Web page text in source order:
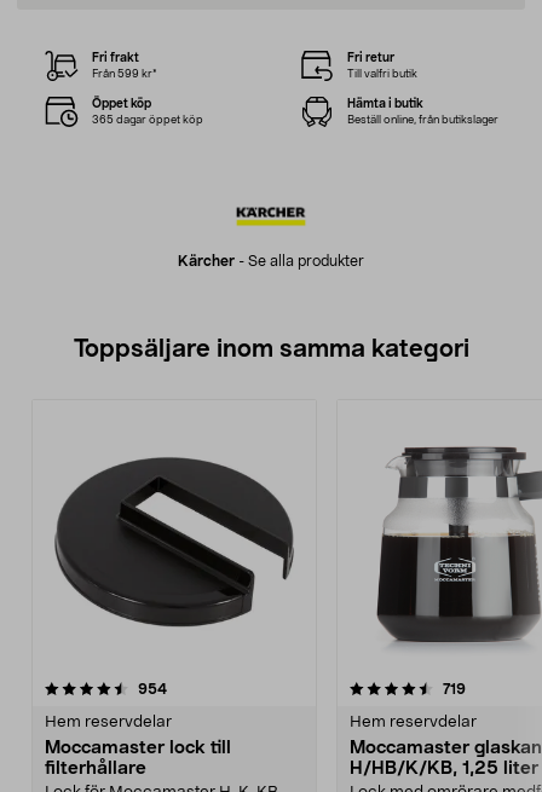
Kärcher - Se alla produkter
Fri frakt
Från 599 kr*
Fri retur
Till valfri butik
Öppet köp
365 dagar öppet köp
Hämta i butik
Beställ online, från butikslager
Toppsäljare inom samma kategori
954recensioner
Hem reservdelar
Moccamaster lock till
filterhållare
4.5 av 5 stjärnor 719
Hem reservdelar
Moccamaster
H/HB/K/KB, 1,25 liter
4.5 av 5 stjärnor